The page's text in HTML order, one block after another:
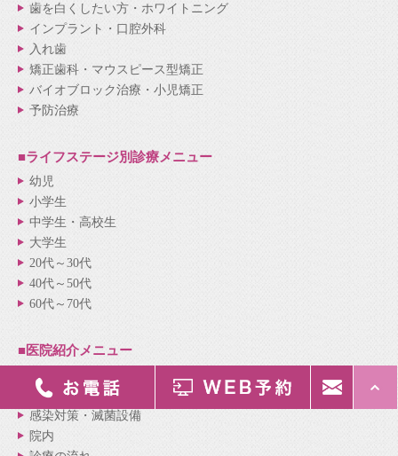
歯を白くしたい方・ホワイトニング
インプラント・口腔外科
入れ歯
矯正歯科・マウスピース型矯正
バイオブロック治療・小児矯正
予防治療
■ライフステージ別診療メニュー
幼児
小学生
中学生・高校生
大学生
20代～30代
40代～50代
60代～70代
■医院紹介メニュー
医院紹介
院長・スタッフ紹介
感染対策・滅菌設備
院内